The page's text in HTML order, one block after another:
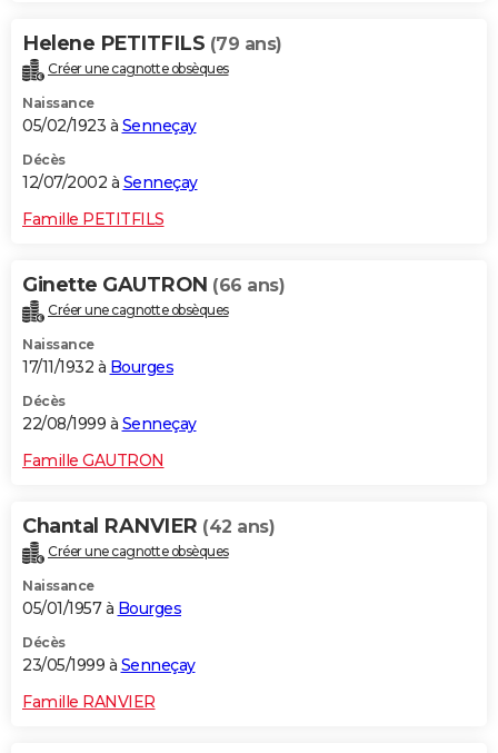
Helene PETITFILS (79 ans)
Créer une cagnotte obsèques
Naissance
05/02/1923 à Senneçay
Décès
12/07/2002 à Senneçay
Famille PETITFILS
Ginette GAUTRON (66 ans)
Créer une cagnotte obsèques
Naissance
17/11/1932 à Bourges
Décès
22/08/1999 à Senneçay
Famille GAUTRON
Chantal RANVIER (42 ans)
Créer une cagnotte obsèques
Naissance
05/01/1957 à Bourges
Décès
23/05/1999 à Senneçay
Famille RANVIER